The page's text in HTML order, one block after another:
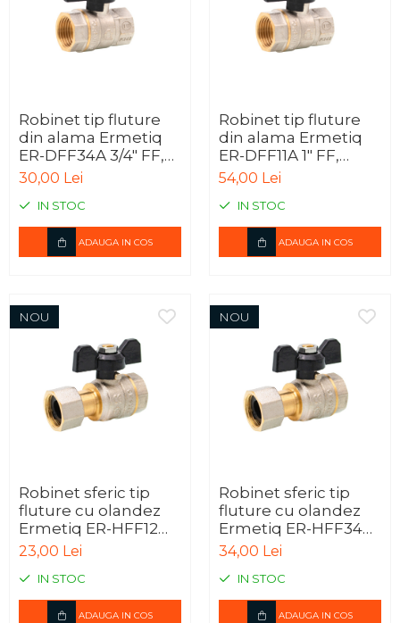
Robinet tip fluture
din alama Ermetiq
ER-DFF34A 3/4" FF,
robinet sferic PN40
30,00 Lei
IN STOC
ADAUGA IN COS
Robinet tip fluture
din alama Ermetiq
ER-DFF11A 1" FF,
robinet sferic PN40
54,00 Lei
IN STOC
ADAUGA IN COS
NOU
Robinet sferic tip
fluture cu olandez
Ermetiq ER-HFF12
1/2" FF, alama
CW617N, PN40
23,00 Lei
IN STOC
ADAUGA IN COS
NOU
Robinet sferic tip
fluture cu olandez
Ermetiq ER-HFF34
3/4" FF, alama
CW617N, PN40
34,00 Lei
IN STOC
ADAUGA IN COS